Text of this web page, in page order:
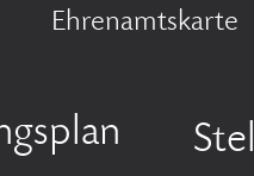
Ehrenamtskarte